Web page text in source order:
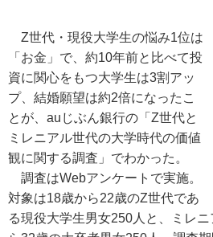
Z世代・現役大学生の悩み1位は
「お金」で、約10年前と比べて投
資に関心をもつ大学生は3割アッ
プ、結婚願望は約2倍になったこ
とが、auじぶん銀行の「Z世代と
ミレニアル世代の大学時代の価値
観に関する調査」でわかった。
調査はWebアンケートで実施。
対象は18歳から22歳のZ世代であ
る現役大学生男女250人と、ミレ